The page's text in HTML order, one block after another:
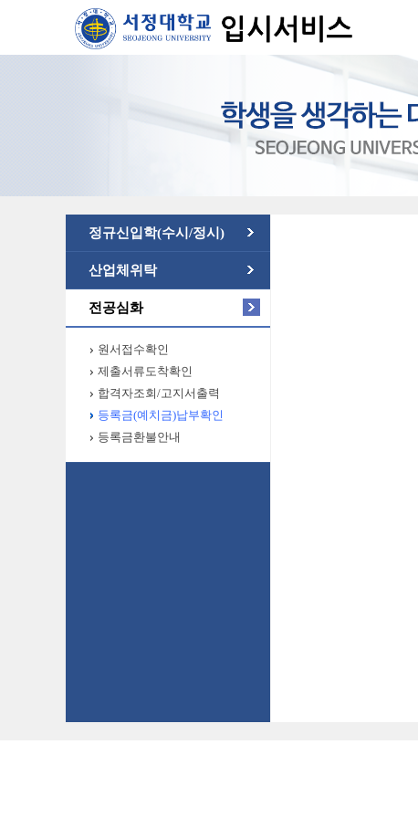
정규신입학(수시/정시)
산업체위탁
전공심화
원서접수확인
제출서류도착확인
합격자조회/고지서출력
등록금(예치금)납부확인
등록금환불안내